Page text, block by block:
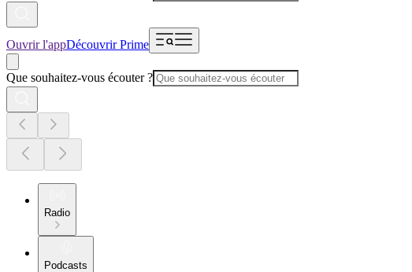
Ouvrir l'appDécouvrir Prime
Que souhaitez-vous écouter ?
Radio
Podcasts